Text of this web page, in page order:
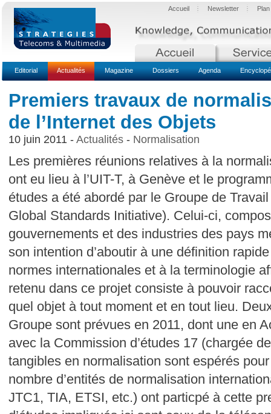
Accueil Newsletter
Editorial Actualités Magazine Dossiers Agenda
Premiers travaux de
de l’Internet des Objets
10 juin 2011 - Actualités- Normalisation
Les premières réunions relatives à la
ont eu lieu à l’UIT-T, à Genève et le
études a été abordé par le Groupe de
Global Standards Initiative). Celui-ci,
gouvernements et des industries des pays
son intention d’aboutir à une définition
normes internationales et à la terminologie
retenu dans ce projet consiste à pouvoir
quel objet à tout moment et en tout lieu.
Groupe sont prévues en 2011, dont une en
avec la Commission d’études 17 (chargée
tangibles en normalisation sont espérés
nombre d’entités de normalisation
JTC1, TIA, ETSI, etc.) ont particpé à cette